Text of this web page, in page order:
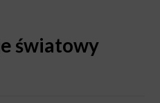
światowy